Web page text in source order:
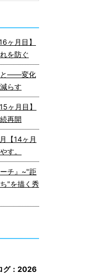
ヶ月目】
を防ぐ
と――変化
らす
ヶ月目】
再開
【14ヶ月
す。
チ』~"距
"を描く秀
グ：2026